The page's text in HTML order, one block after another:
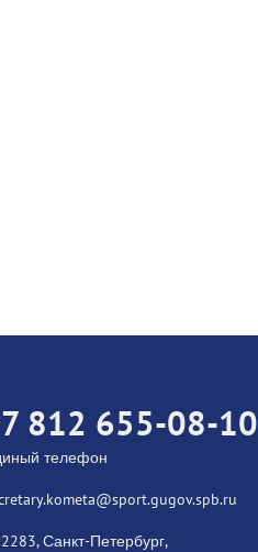
812 655-08-10
телефон
Санкт-Петербург,